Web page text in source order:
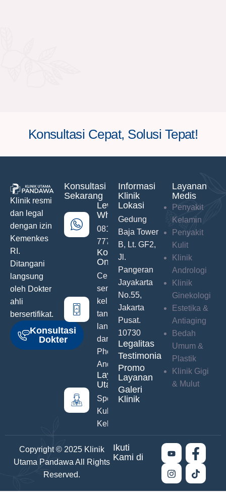
Konsultasi Cepat, Solusi Tepat!
Klinik resmi
dan legal
dengan izin
Kemenkes
RI.
Ditangani
langsung
oleh Dokter
ahli
bersertifikat.
Konsultasi
Dokter
Konsultasi
Sekarang
Lewat
WhatsApp
0811-742-
777
Konsultasi
Online
Ceritakan
semua
keluhanmu
tanpa malu
langsung
dari Hand
Phone
Anda
Layanan
Utama
Spesialis
Kulit &
Kelamin
Informasi
Klinik
Lokasi
Gedung
Baja Tower
B, Lt. GF2,
Jl.
Pangeran
Jayakarta
No.55,
Jakarta
Pusat.
10730
Legalitas
Testimonials
Promo
Layanan
Galeri
Klinik
Layanan
Medis
Penyakit
Kelamin
Penyakit
Kulit
Klinik
Andrologi
Klinik
Ginekologi
Estetika &
Antiaging
Bedah
Umum &
Plastik
Klinik Gigi
& Mulut
Copyright © 2025 Klinik
Utama Pandawa All Rights
Reserved.
Ikuti
Kami di